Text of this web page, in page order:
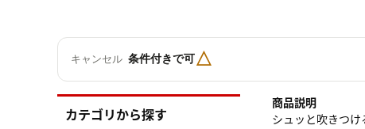
キャンセル 条件付きで可△
商品説明
シュッと吹きつ
カテゴリから探す